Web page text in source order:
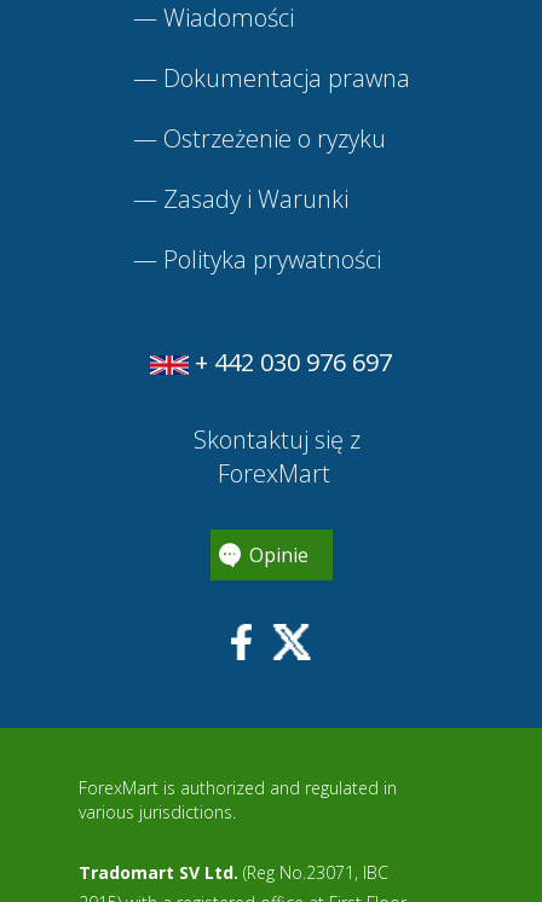
—Wiadomości
— Dokumentacja prawna
— Ostrzeżenie o ryzyku
— Zasady i Warunki
— Polityka prywatności
+ 442 030 976 697
Skontaktuj się z
ForexMart
Opinie
ForexMart is authorized and regulated in
various jurisdictions.
Tradomart SV Ltd. (Reg No.23071, IBC